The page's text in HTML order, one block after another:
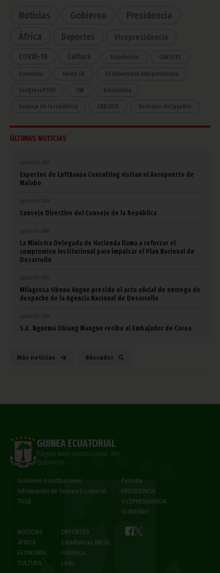
Noticias Gobierno
Presidencia
África
Deportes Vicepresidencia
COVID-19 Cultura Estadísticas CAN 2015
Economía Gente GE 50 Aniversario Independencia
CongresoPDGE FIJA Bielorrusia
Consejo de la república CAN 2025 Defensor del pueblo
ÚLTIMAS NOTICIAS
agosto 09, 2026
Expertos de Lufthansa Consulting visitan el Aeropuerto de
Malabo
agosto 08, 2026
Consejo Directivo del Consejo de la República
agosto 07, 2026
La Ministra Delegada de Hacienda llama a reforzar el
compromiso institucional para impulsar el Plan Nacional de
Desarrollo
agosto 07, 2026
Milagrosa Obono Angue preside el acto oficial de entrega de
despacho de la Agencia Nacional de Desarrollo
agosto 07, 2026
S.E. Nguema Obiang Mangue recibe al Embajador de Corea
Más noticias Búscador
GUINEA ECUATORIAL
Página Web Institucional del
Gobierno
Gobierno e Instituciones
Información de Guinea Ecuatorial
TVGE
Portada
PRESIDENCIA
VICEPRESIDENCIA
GOBIERNO
NOTICIAS
ÁFRICA
ECONOMÍA
CULTURA
DEPORTES
Estadísticas INEGE
Fototeca
Links